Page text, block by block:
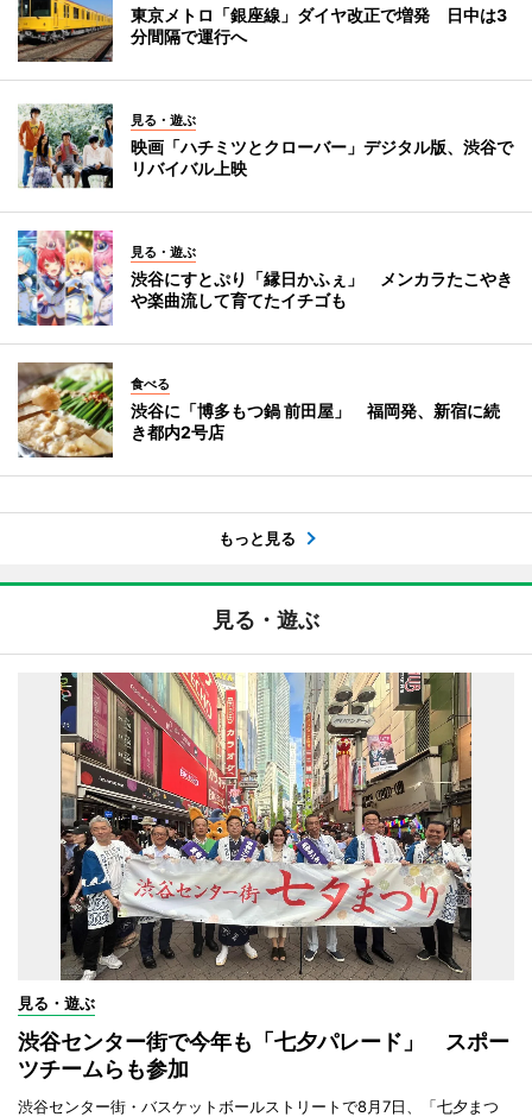
東京メトロ「銀座線」ダイヤ改正で増発 日中は3
分間隔で運行へ
見る・遊ぶ
映画「ハチミツとクローバー」デジタル版、渋谷で
リバイバル上映
見る・遊ぶ
渋谷にすとぷり「縁日かふぇ」 メンカラたこやき
や楽曲流して育てたイチゴも
食べる
渋谷に「博多もつ鍋 前田屋」 福岡発、新宿に続
き都内2号店
もっと見る
見る・遊ぶ
見る・遊ぶ
渋谷センター街で今年も「七夕パレード」 スポー
ツチームらも参加
渋谷センター街・バスケットボールストリートで8月7日、「七夕まつ